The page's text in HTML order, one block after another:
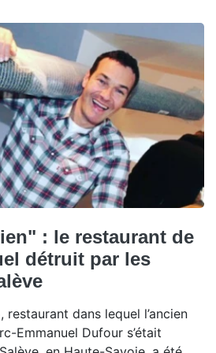
: le restaurant de
détruit par les
dans lequel l’ancien
Emmanuel Dufour s’était